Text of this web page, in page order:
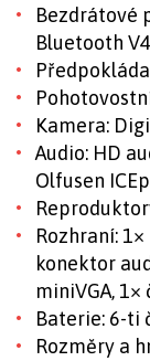
Bezdrátové
Bluetooth
Kamera:
Audio: HD
Olfusen
Rozhraní: 1×
konektor
miniVGA,
Baterie: 6-ti
Rozměry a